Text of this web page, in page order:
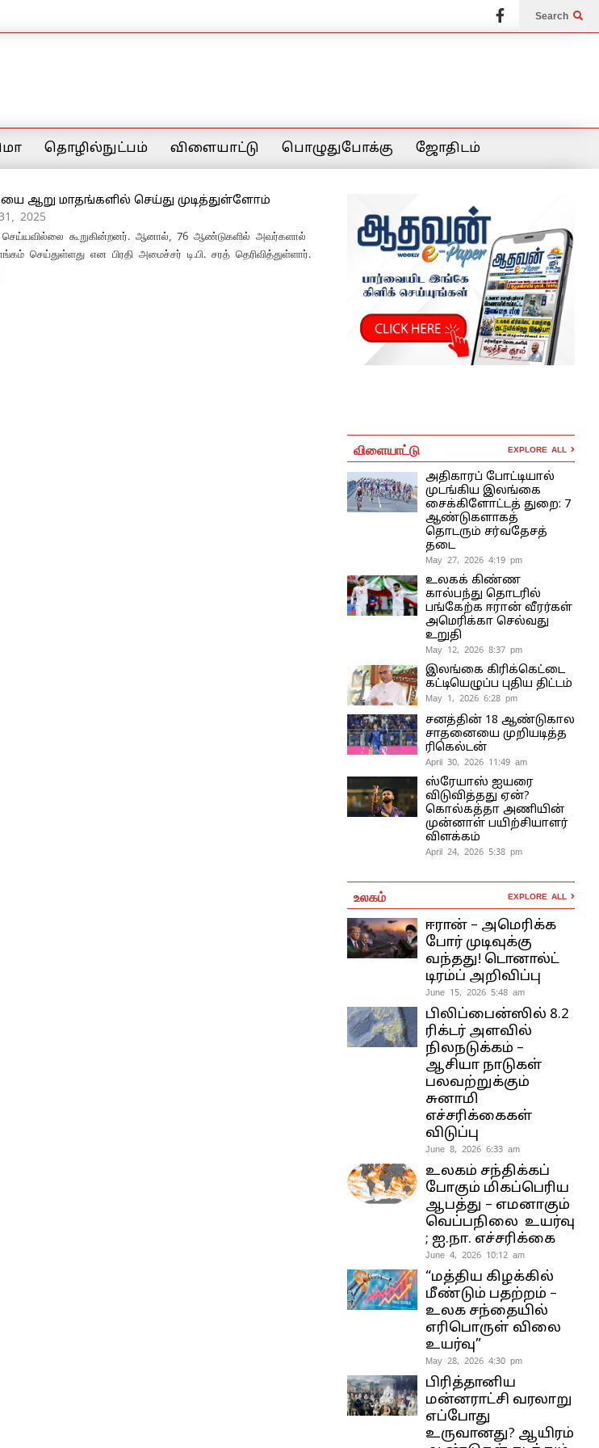
Search
தொழில்நுட்பம் விளையாட்டு பொழுதுபோக்கு ஜோதிடம்
ஆறு மாதங்களில் செய்து முடித்துள்ளோம்
2025
கூறுகின்றனர். ஆனால், 76 ஆண்டுகளில் அவர்களால்
செய்துள்ளது என பிரதி அமைச்சர் டி.பி. சரத் தெரிவித்துள்ளார்.
விளையாட்டு EXPLORE ALL
அதிகாரப் போட்டியால்
முடங்கிய இலங்கை
சைக்கிளோட்டத் துறை: 7
ஆண்டுகளாகத்
தொடரும் சர்வதேசத்
தடை
May 27, 2026 4:19 pm
உலகக் கிண்ண
கால்பந்து தொடரில்
பங்கேற்க ஈரான் வீரர்கள்
அமெரிக்கா செல்வது
உறுதி
May 12, 2026 8:37 pm
இலங்கை கிரிக்கெட்டை
கட்டியெழுப்ப புதிய திட்டம்
May 1, 2026 6:28 pm
சனத்தின் 18 ஆண்டுகால
சாதனையை முறியடித்த
ரிகெல்டன்
April 30, 2026 11:49 am
ஸ்ரேயாஸ் ஐயரை
விடுவித்தது ஏன்?
கொல்கத்தா அணியின்
முன்னாள் பயிற்சியாளர்
விளக்கம்
April 24, 2026 5:38 pm
உலகம் EXPLORE ALL
ஈரான் – அமெரிக்க
போர் முடிவுக்கு
வந்தது! டொனால்ட்
டிரம்ப் அறிவிப்பு
June 15, 2026 5:48 am
பிலிப்பைன்ஸில் 8.2
ரிக்டர் அளவில்
நிலநடுக்கம் –
ஆசியா நாடுகள்
பலவற்றுக்கும்
சுனாமி
எச்சரிக்கைகள்
விடுப்பு
June 8, 2026 6:33 am
உலகம் சந்திக்கப்
போகும் மிகப்பெரிய
ஆபத்து – எமனாகும்
வெப்பநிலை உயர்வு
; ஐ.நா. எச்சரிக்கை
June 4, 2026 10:12 am
“மத்திய கிழக்கில்
மீண்டும் பதற்றம் –
உலக சந்தையில்
எரிபொருள் விலை
உயர்வு”
May 28, 2026 4:30 pm
பிரித்தானிய
மன்னராட்சி வரலாறு
எப்போது
உருவானது? ஆயிரம்